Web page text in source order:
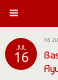
JUL
16
16